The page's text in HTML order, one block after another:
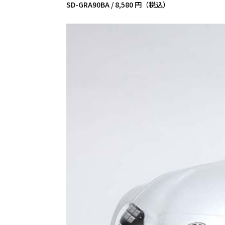
SD-GRA90BA / 8,580 円（税込）